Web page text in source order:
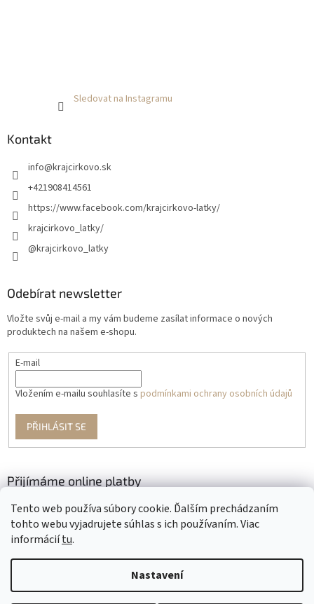
Tento web používa súbory cookie. Ďalším prechádzaním
tohto webu vyjadrujete súhlas s ich používaním. Viac
informáciítu.
Nastavení
Sledovat na Instagramu
Kontakt
info@krajcirkovo.sk
+421908414561
https://www.facebook.com/krajcirkovo-latky/
krajcirkovo_latky/
@krajcirkovo_latky
Odebírat newsletter
Vložte svůj e-mail a my vám budeme zasílat informace o nových
produktech na našem e-shopu.
E-mail
Vložením e-mailu souhlasíte s podmínkami ochrany osobních údajů
PŘIHLÁSIT SE
Přijímáme online platby
Vytvořil Shoptet